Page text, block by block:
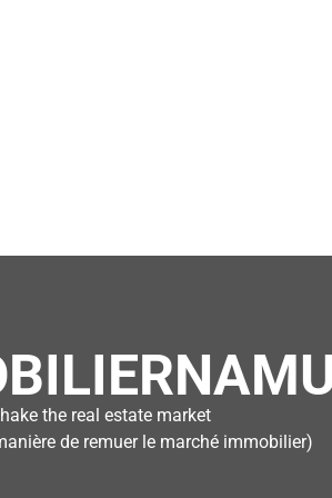
the real estate market
de remuer le marché immobilier)